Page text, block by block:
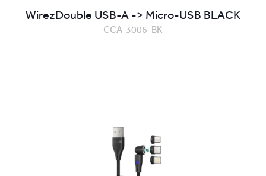
WirezDouble USB-A -> Micro-USB BLACK
CCA-3006-BK